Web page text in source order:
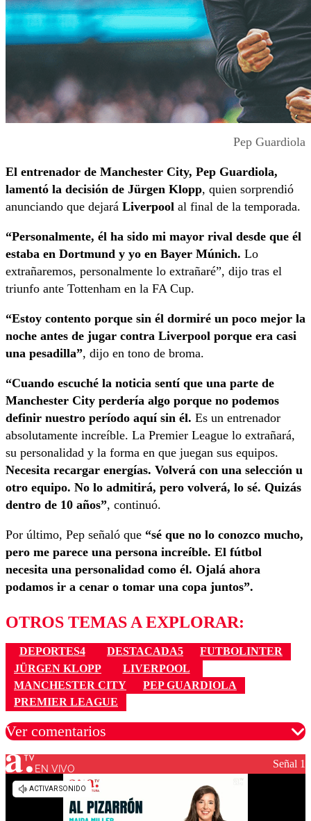
Pep Guardiola
El entrenador de Manchester City, Pep Guardiola,
lamentó la decisión de Jürgen Klopp, quien sorprendió
anunciando que dejará Liverpool al final de la temporada.
“Personalmente, él ha sido mi mayor rival desde que él
estaba en Dortmund y yo en Bayer Múnich. Lo
extrañaremos, personalmente lo extrañaré”, dijo tras el
triunfo ante Tottenham en la FA Cup.
“Estoy contento porque sin él dormiré un poco mejor la
noche antes de jugar contra Liverpool porque era casi
una pesadilla”, dijo en tono de broma.
“Cuando escuché la noticia sentí que una parte de
Manchester City perdería algo porque no podemos
definir nuestro período aquí sin él. Es un entrenador
absolutamente increíble. La Premier League lo extrañará,
su personalidad y la forma en que juegan sus equipos.
Necesita recargar energías. Volverá con una selección u
otro equipo. No lo admitirá, pero volverá, lo sé. Quizás
dentro de 10 años”, continuó.
Por último, Pep señaló que “sé que no lo conozco mucho,
pero me parece una persona increíble. El fútbol
necesita una personalidad como él. Ojalá ahora
podamos ir a cenar o tomar una copa juntos”.
OTROS TEMAS A EXPLORAR:
DEPORTES4 DESTACADA5
FUTBOLINTER
JÜRGEN KLOPP
LIVERPOOL
MANCHESTER CITY
PEP GUARDIOLA
PREMIER LEAGUE
Ver comentarios
Los comentarios son moderados para garantizar un
diálogo respetuoso.
EN VIVO Señal 1